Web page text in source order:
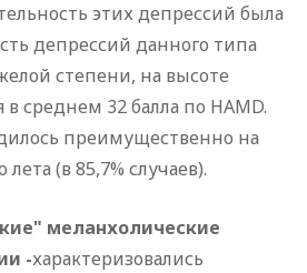
этих депрессий была
депрессий данного типа
степени, на высоте
в среднем 32 балла по HAMD.
преимущественно на
(в 85,7% случаев).
меланхолические
-характеризовались